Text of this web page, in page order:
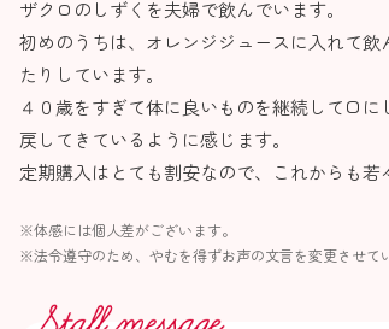
ザクロのしずくを夫婦で飲んでいます。
初めのうちは、オレンジジュースに入れて
たりしています。
４０歳をすぎて体に良いものを継続して口
戻してきているように感じます。
定期購入はとても割安なので、これからも
※体感には個人差がございます。
※法令遵守のため、やむを得ずお声の文言を変更させて